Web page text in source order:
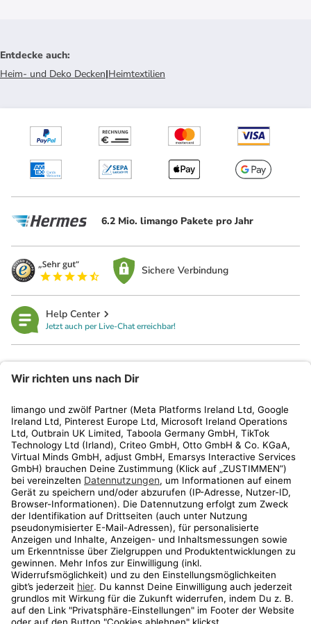
Entdecke auch:
Heim- und Deko Decken|Heimtextilien
6.2 Mio. limango Pakete pro Jahr
Sichere Verbindung
Help Center
Jetzt auch per Live-Chat erreichbar!
Kundenservice
Shop
Aktionen
Travel